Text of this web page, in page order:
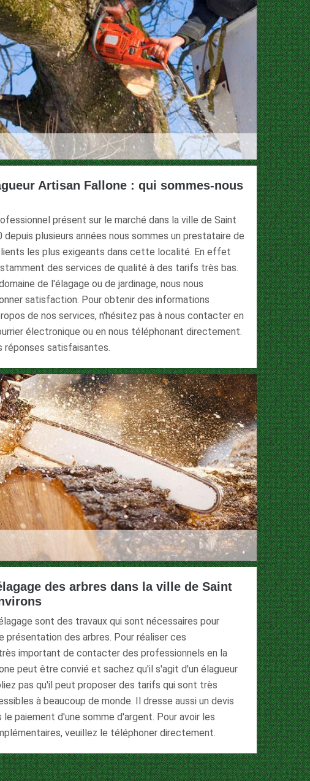
Artisan Fallone : qui sommes-nous
présent sur le marché dans la ville de Saint
depuis plusieurs années nous sommes un prestataire de
les plus exigeants dans cette localité. En effet
des services de qualité à des tarifs très bas.
de l'élagage ou de jardinage, nous nous
satisfaction. Pour obtenir des informations
de nos services, n'hésitez pas à nous contacter en
électronique ou en nous téléphonant directement.
réponses satisfaisantes.
des arbres dans la ville de Saint
sont des travaux qui sont nécessaires pour
présentation des arbres. Pour réaliser ces
important de contacter des professionnels en la
peut être convié et sachez qu'il s'agit d'un élagueur
pas qu'il peut proposer des tarifs qui sont très
à beaucoup de monde. Il dresse aussi un devis
paiement d'une somme d'argent. Pour avoir les
veuillez le téléphoner directement.